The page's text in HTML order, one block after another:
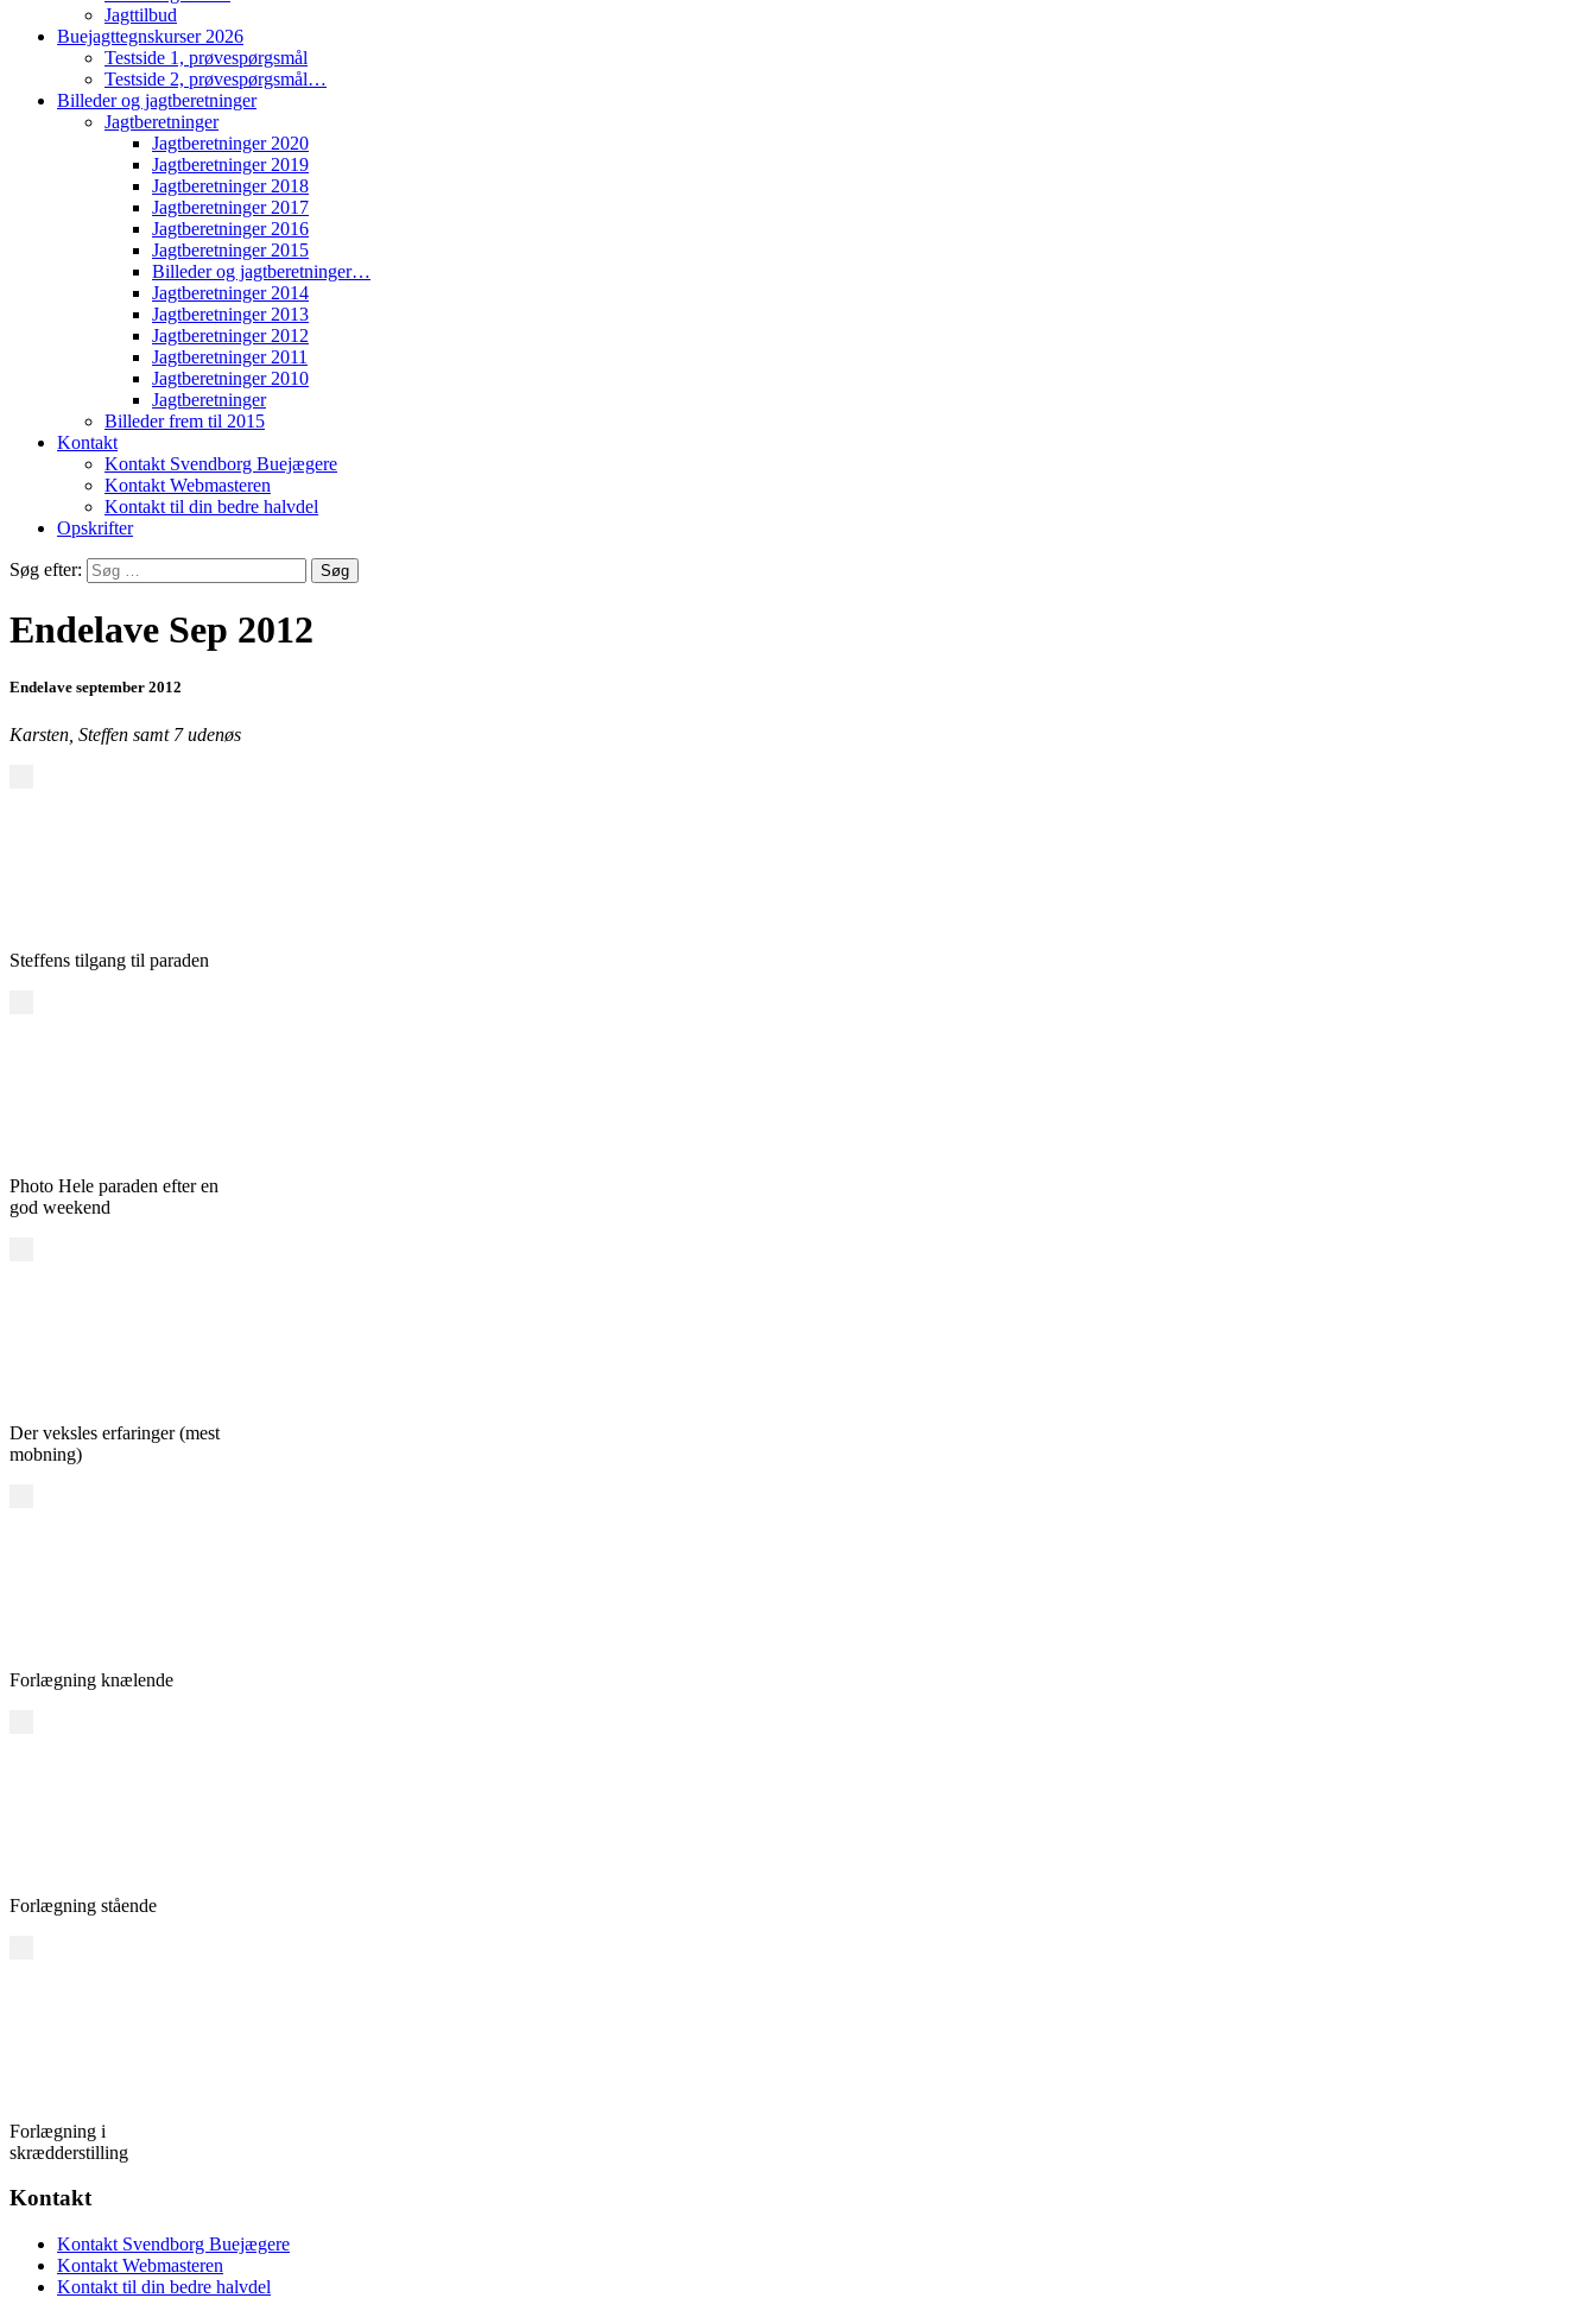
Jagttilbud
Buejagttegnskurser 2026
Testside 1, prøvespørgsmål
Testside 2, prøvespørgsmål…
Billeder og jagtberetninger
Jagtberetninger
Jagtberetninger 2020
Jagtberetninger 2019
Jagtberetninger 2018
Jagtberetninger 2017
Jagtberetninger 2016
Jagtberetninger 2015
Billeder og jagtberetninger…
Jagtberetninger 2014
Jagtberetninger 2013
Jagtberetninger 2012
Jagtberetninger 2011
Jagtberetninger 2010
Jagtberetninger
Billeder frem til 2015
Kontakt
Kontakt Svendborg Buejægere
Kontakt Webmasteren
Kontakt til din bedre halvdel
Opskrifter
Søg efter:
Endelave Sep 2012
Endelave september 2012
Karsten, Steffen samt 7 udenøs
Steffens tilgang til paraden
Photo Hele paraden efter en
god weekend
Der veksles erfaringer (mest
mobning)
Forlægning knælende
Forlægning stående
Forlægning i
skrædderstilling
Kontakt
Kontakt Svendborg Buejægere
Kontakt Webmasteren
Kontakt til din bedre halvdel